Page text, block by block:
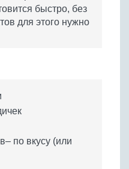
быстро, без
для этого нужно
по вкусу (или